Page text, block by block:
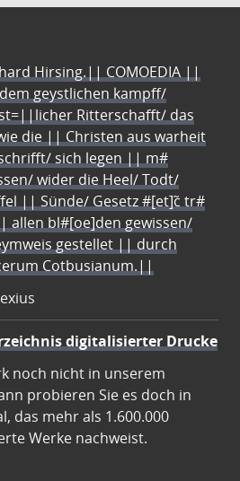
Hirsing.|| COMOEDIA ||
geystlichen kampff/
Ritterschafft/ das
die || Christen aus warheit
sich legen || m#
wider die Heel/ Todt/
|| Sünde/ Gesetz #[et]c̃ tr#
allen bl#[oe]den gewissen/
gestellet || durch
Cotbusianum.||
digitalisierter Drucke
noch nicht in unserem
probieren Sie es doch in
das mehr als 1.600.000
Werke nachweist.